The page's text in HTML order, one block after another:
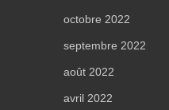
octobre 2022
septembre 2022
août 2022
avril 2022